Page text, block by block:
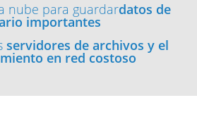
nube para guardardatos de
importantes
servidores de archivos y el
en red costoso